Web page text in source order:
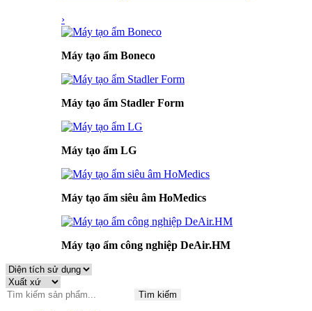
›
Máy tạo ẩm Boneco
Máy tạo ẩm Stadler Form
Máy tạo ẩm LG
Máy tạo ẩm siêu âm HoMedics
Máy tạo ẩm công nghiệp DeAir.HM
Tìm kiếm